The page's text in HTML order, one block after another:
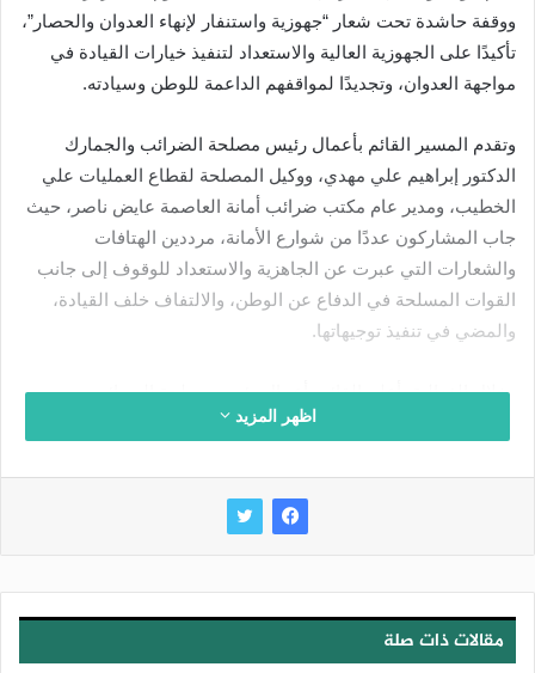
ووقفة حاشدة تحت شعار “جهوزية واستنفار لإنهاء العدوان والحصار”،
تأكيدًا على الجهوزية العالية والاستعداد لتنفيذ خيارات القيادة في
مواجهة العدوان، وتجديدًا لمواقفهم الداعمة للوطن وسيادته.
وتقدم المسير القائم بأعمال رئيس مصلحة الضرائب والجمارك
الدكتور إبراهيم علي مهدي، ووكيل المصلحة لقطاع العمليات علي
الخطيب، ومدير عام مكتب ضرائب أمانة العاصمة عايض ناصر، حيث
جاب المشاركون عددًا من شوارع الأمانة، مرددين الهتافات
والشعارات التي عبرت عن الجاهزية والاستعداد للوقوف إلى جانب
القوات المسلحة في الدفاع عن الوطن، والالتفاف خلف القيادة،
والمضي في تنفيذ توجيهاتها.
وخلال الفعالية، أعلن القائم بأعمال رئيس مصلحة الضرائب
والجمارك الدكتور إبراهيم علي مهدي، باسم منتسبي المصلحة، تلبية
الواجب الوطني، والقيام بالمسؤوليات الملقاة على عاتق الجميع في
حماية الوطن والدفاع عن سيادته، والوقوف صفًا واحدًا خلف القيادة
اظهر المزيد
مقالات ذات صلة